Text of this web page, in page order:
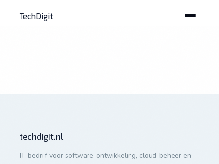
TechDigit
techdigit.nl
IT-bedrijf voor software-ontwikkeling, cloud-beheer en